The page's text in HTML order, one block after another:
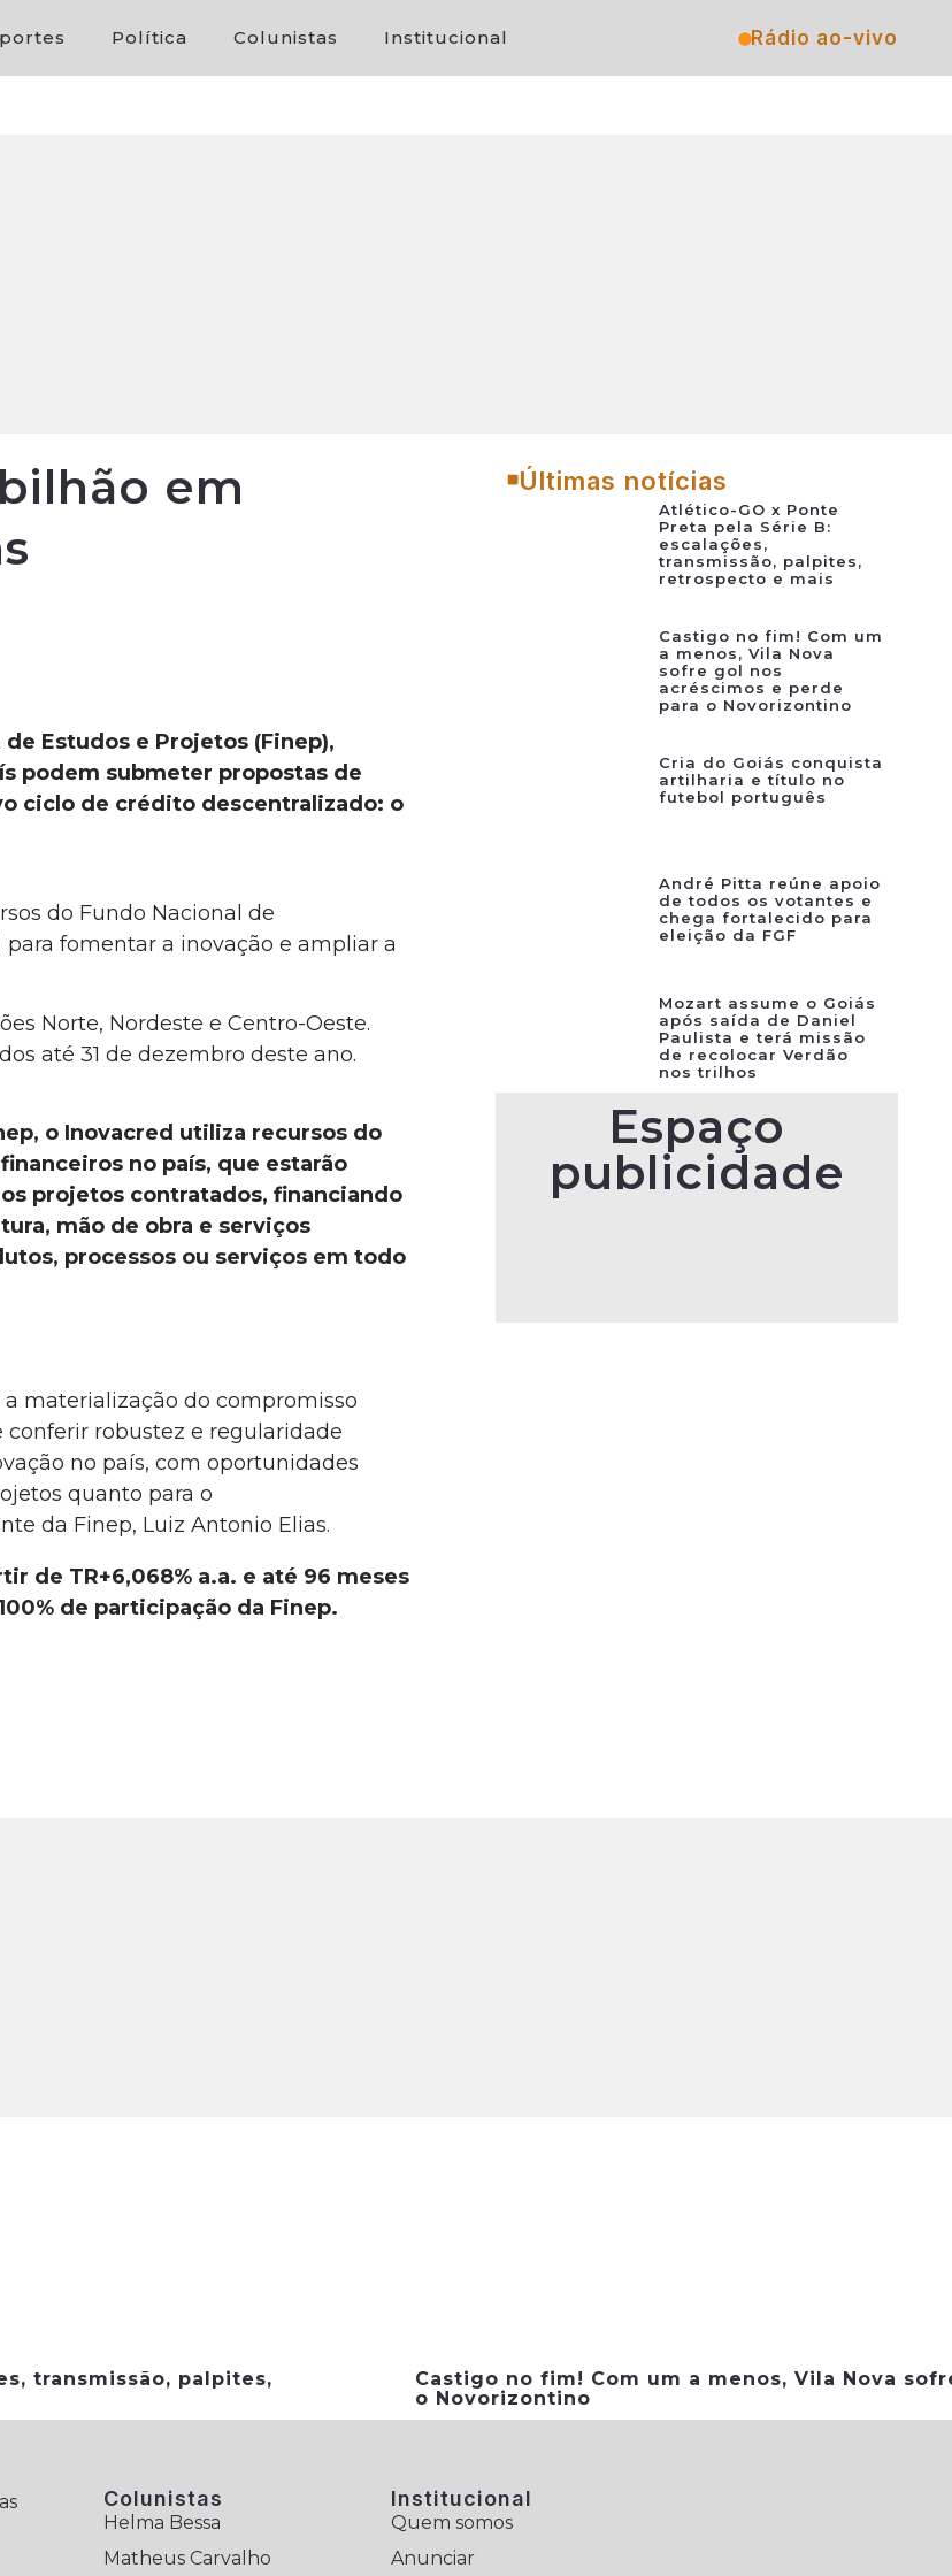
Política Colunistas Institucional Rádio ao-vivo
em
Estudos e Projetos (Finep),
podem submeter propostas de
ciclo de crédito descentralizado: o
do Fundo Nacional de
fomentar a inovação e ampliar a
Norte, Nordeste e Centro-Oeste.
até 31 de dezembro deste ano.
o Inovacred utiliza recursos do
no país, que estarão
projetos contratados, financiando
mão de obra e serviços
processos ou serviços em todo
a materialização do compromisso
robustez e regularidade
no país, com oportunidades
quanto para o
da Finep, Luiz Antonio Elias.
de TR+6,068% a.a. e até 96 meses
de participação da Finep.
Últimas notícias
Atlético-GO x Ponte
Preta pela Série B:
escalações,
transmissão, palpites,
retrospecto e mais
Castigo no fim! Com um
a menos, Vila Nova
sofre gol nos
acréscimos e perde
para o Novorizontino
Cria do Goiás conquista
artilharia e título no
futebol português
André Pitta reúne apoio
de todos os votantes e
chega fortalecido para
eleição da FGF
Mozart assume o Goiás
após saída de Daniel
Paulista e terá missão
de recolocar Verdão
nos trilhos
Espaço
publicidade
transmissão, palpites,
Castigo no fim! Com um a menos, Vila Nova
o Novorizontino
Colunistas
Helma Bessa
Matheus Carvalho
Institucional
Quem somos
Anunciar